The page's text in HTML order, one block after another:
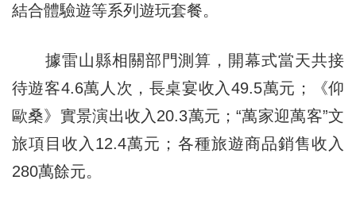
結合體驗遊等系列遊玩套餐。
據雷山縣相關部門測算，開幕式當天共接
待遊客4.6萬人次，長桌宴收入49.5萬元；《仰
歐桑》實景演出收入20.3萬元；“萬家迎萬客”文
旅項目收入12.4萬元；各種旅遊商品銷售收入
280萬餘元。